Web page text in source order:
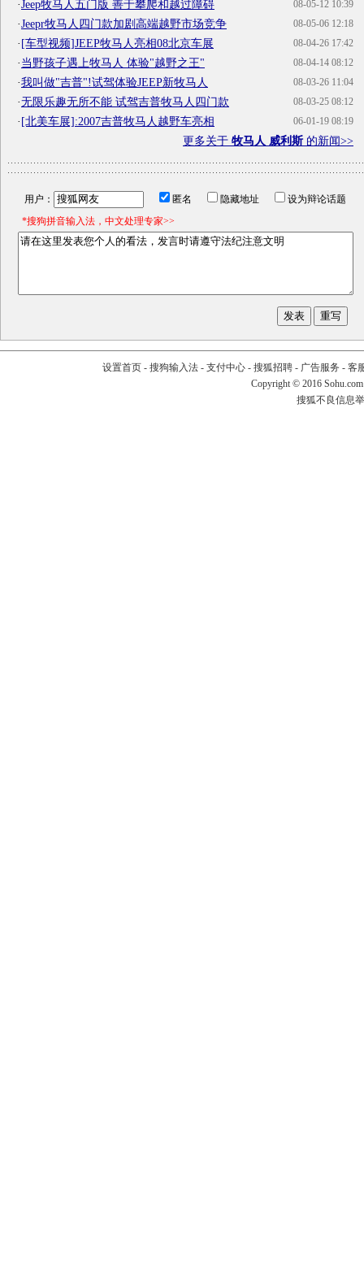
08-05-12 10:39
·Jeep牧马人五门版 善于攀爬和越过障碍
08-05-06 12:18
·Jeepr牧马人四门款加剧高端越野市场竞争
08-04-26 17:42
·[车型视频]JEEP牧马人亮相08北京车展
08-04-14 08:12
·当野孩子遇上牧马人 体验"越野之王"
08-03-26 11:04
·我叫做"吉普"!试驾体验JEEP新牧马人
08-03-25 08:12
·无限乐趣无所不能 试驾吉普牧马人四门款
06-01-19 08:19
·[北美车展]:2007吉普牧马人越野车亮相
更多关于 牧马人 威利斯的新闻>>
用户： 匿名 隐藏地址
设为辩论话题
*搜狗拼音输入法，中文处理专家>>
设置首页- 搜狗输入法- 支付中心- 搜狐招聘- 广告服务 - 客
Copyright © 2016
搜狐不良信息